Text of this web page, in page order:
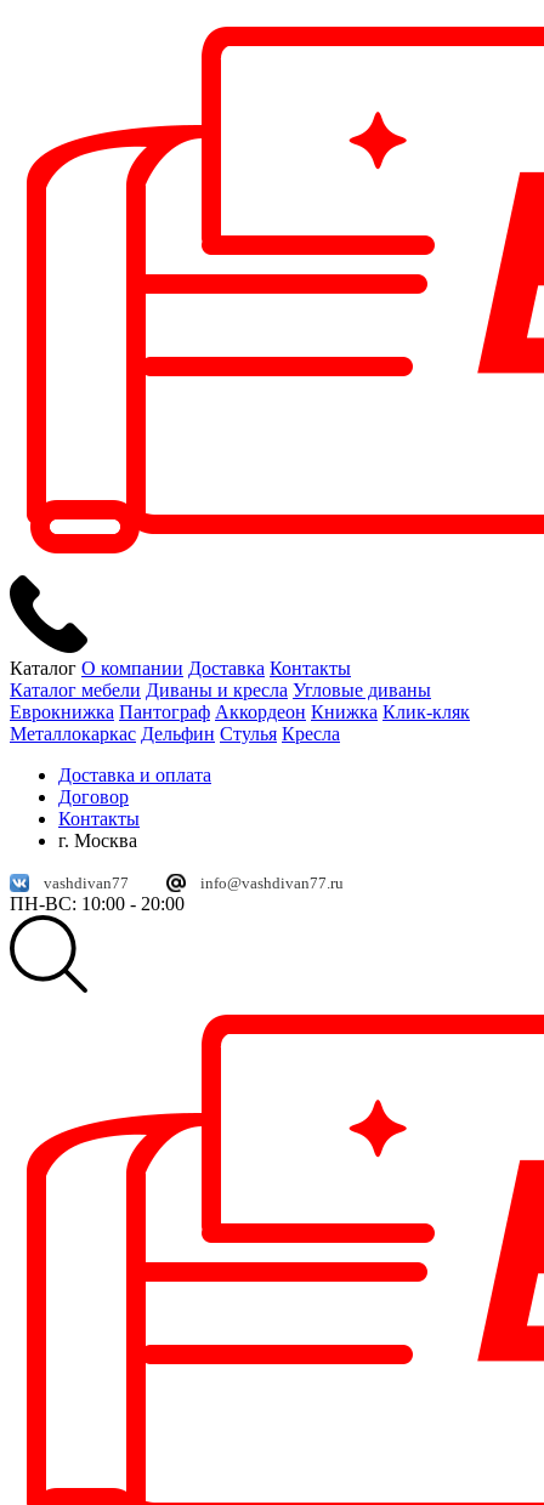
Каталог О компании Доставка Контакты
Каталог мебели Диваны и кресла Угловые диваны
Еврокнижка Пантограф Аккордеон Книжка Клик-кляк
Металлокаркас Дельфин Стулья Кресла
Доставка и оплата
Договор
Контакты
г. Москва
vashdivan77 info@vashdivan77.ru
ПН-ВС: 10:00 - 20:00